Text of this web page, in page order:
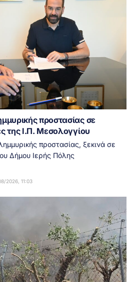
προστασίας σε
της Ι.Π. Μεσολογγίου
προστασίας, ξεκινά σε
Δήμου Ιερής Πόλης
2026, 11:03